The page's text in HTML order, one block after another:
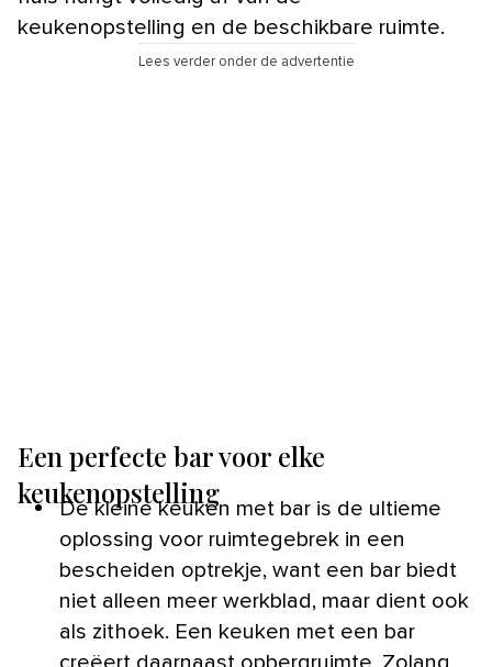
keukenopstelling en de beschikbare ruimte.
Lees verder onder de advertentie
Een perfecte bar voor elke
keukenopstelling
De kleine keuken met bar is de ultieme
oplossing voor ruimtegebrek in een
bescheiden optrekje, want een bar biedt
niet alleen meer werkblad, maar dient ook
als zithoek. Een keuken met een bar
creëert daarnaast opbergruimte. Zolang